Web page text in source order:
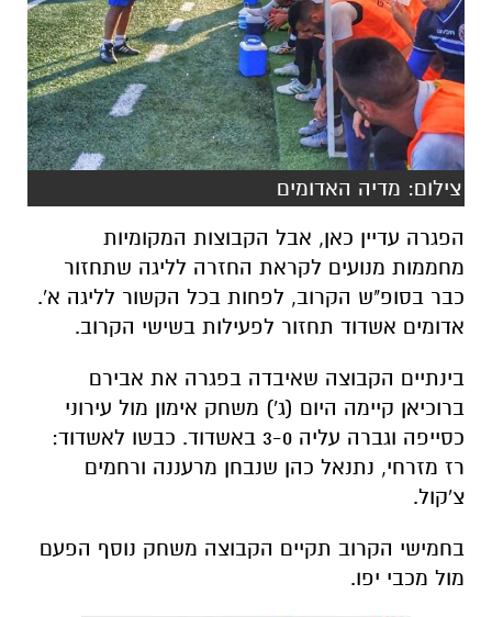
צילום: מדיה האדומים
הפגרה עדיין כאן, אבל הקבוצות המקומיות
מחממות מנועים לקראת החזרה לליגה שתחזור
כבר בסופ"ש הקרוב, לפחות בכל הקשור לליגה א'.
אדומים אשדוד תחזור לפעילות בשישי הקרוב.
בינתיים הקבוצה שאיבדה בפגרה את אבירם
ברוכיאן קיימה היום (ג') משחק אימון מול עירוני
כסייפה וגברה עליה 3-0 באשדוד. כבשו לאשדוד:
רז מזרחי, נתנאל כהן שנבחן מרעננה ורחמים
צ'קול.
בחמישי הקרוב תקיים הקבוצה משחק נוסף הפעם
מול מכבי יפו.